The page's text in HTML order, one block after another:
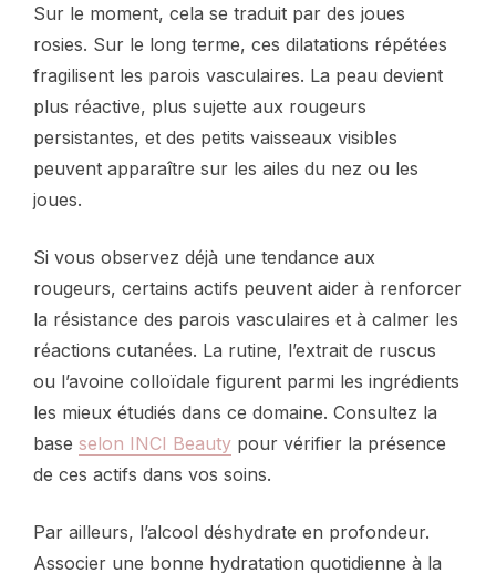
Sur le moment, cela se traduit par des joues
rosies. Sur le long terme, ces dilatations répétées
fragilisent les parois vasculaires. La peau devient
plus réactive, plus sujette aux rougeurs
persistantes, et des petits vaisseaux visibles
peuvent apparaître sur les ailes du nez ou les
joues.
Si vous observez déjà une tendance aux
rougeurs, certains actifs peuvent aider à renforcer
la résistance des parois vasculaires et à calmer les
réactions cutanées. La rutine, l’extrait de ruscus
ou l’avoine colloïdale figurent parmi les ingrédients
les mieux étudiés dans ce domaine. Consultez la
base selon INCI Beauty pour vérifier la présence
de ces actifs dans vos soins.
Par ailleurs, l’alcool déshydrate en profondeur.
Associer une bonne hydratation quotidienne à la